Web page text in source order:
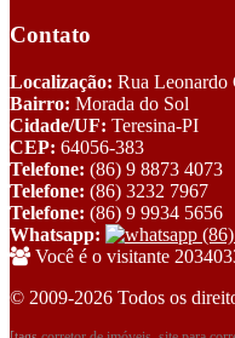
Contato
Localização: Rua Leonardo
Bairro: Morada do Sol
Cidade/UF: Teresina-PI
CEP: 64056-383
Telefone: (86) 9 8873 4073
Telefone: (86) 3232 7967
Telefone: (86) 9 9934 5656
Whatsapp:
Você é o visitante
© 2009-2026 Todos os